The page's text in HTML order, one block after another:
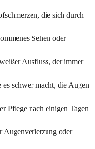
die sich durch
Sehen oder
Ausfluss, der immer
schwer macht, die Augen
Pflege nach einigen Tagen
Augenverletzung oder